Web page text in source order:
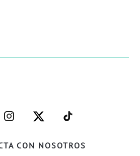
CON NOSOTROS
–
INSTAGRAM–
–
TWITTER–
–
WELIFE–